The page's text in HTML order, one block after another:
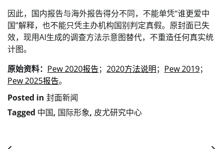
因此，国内报告与海外报告得分不同，不能单凭“谁更爱中
国”解释，也不能只凭主办机构国别判定真假。原封面已失
效，现用AI生成的调查方法示意图替代，不重造任何真实统
计图。
原始资料： Pew 2020报告； 2020方法说明； Pew 2019；
Pew 2025报告。
Posted in 封面新闻
Tagged 中国, 国际形象, 皮尤研究中心